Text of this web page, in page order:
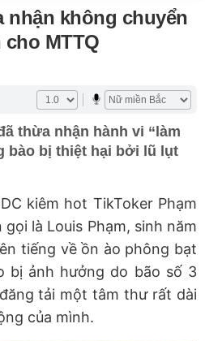
nhận không chuyển
MTTQ
thừa nhận hành vi “làm
bào bị thiệt hại bởi lũ lụt
kiêm hot TikToker Phạm
là Louis Phạm, sinh năm
tiếng về ồn ào phông bạt
bị ảnh hưởng do bão số 3
tải một tâm thư rất dài
của mình.